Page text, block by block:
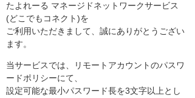
たよれーる マネージドネットワークサービス
(どこでもコネクト)を
ご利用いただきまして、誠にありがとうござい
ます。
当サービスでは、リモートアカウントのパスワ
ードポリシーにて、
設定可能な最小パスワード長を3文字以上とし